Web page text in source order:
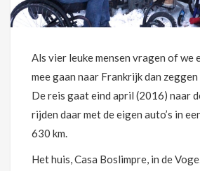
Als vier leuke mensen vragen of we
mee gaan naar Frankrijk dan
De reis gaat eind april (2016) naar
rijden daar met de eigen auto’s in
630 km.
Het huis, Casa Boslimpre, in de